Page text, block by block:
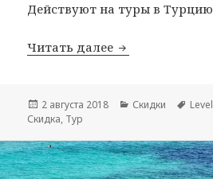
Действуют на туры в
Читать далее Промокоды от
Опубликовано
2 августа 2018 Рубрики
Скидки
Скидка, Тур